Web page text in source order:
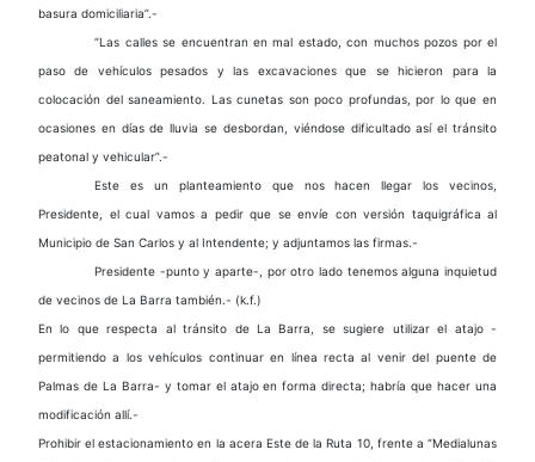
basura domiciliaria”.-
“Las calles se encuentran en mal estado, con muchos pozos por el
paso de vehículos pesados y las excavaciones que se hicieron para la
colocación del saneamiento. Las cunetas son poco profundas, por lo que en
ocasiones en días de lluvia se desbordan, viéndose dificultado así el tránsito
peatonal y vehicular”.-
Este es un planteamiento que nos hacen llegar los vecinos,
Presidente, el cual vamos a pedir que se envíe con versión taquigráfica al
Municipio de San Carlos y al Intendente; y adjuntamos las firmas.-
Presidente -punto y aparte-, por otro lado tenemos alguna inquietud
de vecinos de La Barra también.- (k.f.)
En lo que respecta al tránsito de La Barra, se sugiere utilizar el atajo -
permitiendo a los vehículos continuar en línea recta al venir del puente de
Palmas de La Barra- y tomar el atajo en forma directa; habría que hacer una
modificación allí.-
Prohibir el estacionamiento en la acera Este de la Ruta 10, frente a “Medialunas